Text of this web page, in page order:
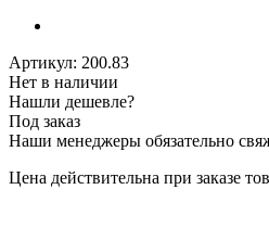
Артикул: 200.83
Нет в наличии
Нашли дешевле?
Под заказ
Наши менеджеры обязательно
Цена действительна при заказе